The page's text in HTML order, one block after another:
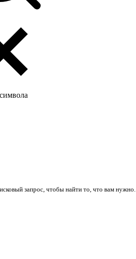
запрос, чтобы найти то, что вам нужно.